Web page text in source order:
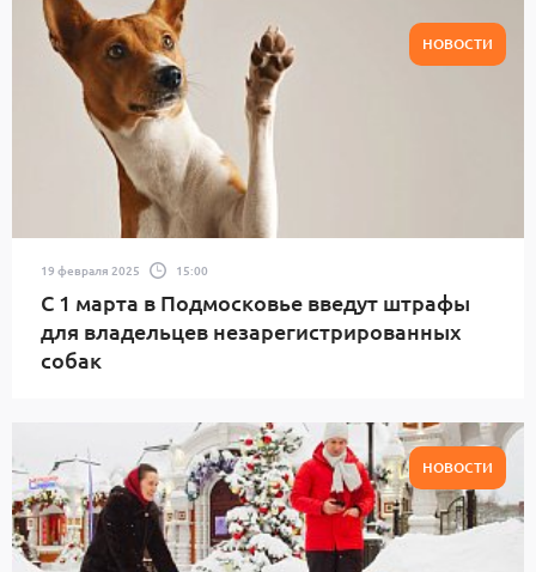
НОВОСТИ
19 февраля 2025 15:00
С 1 марта в Подмосковье введут штрафы
для владельцев незарегистрированных
собак
НОВОСТИ